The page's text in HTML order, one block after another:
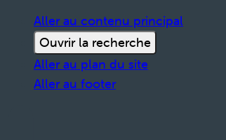
Aller au contenu principal
Ouvrir la recherche
Aller au plan du site
Aller au footer